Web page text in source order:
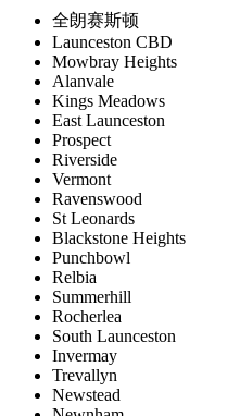
全朗赛斯顿
Launceston CBD
Mowbray Heights
Alanvale
Kings Meadows
East Launceston
Prospect
Riverside
Vermont
Ravenswood
St Leonards
Blackstone Heights
Punchbowl
Relbia
Summerhill
Rocherlea
South Launceston
Invermay
Trevallyn
Newstead